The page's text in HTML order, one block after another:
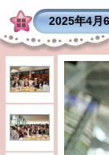
2025年4月